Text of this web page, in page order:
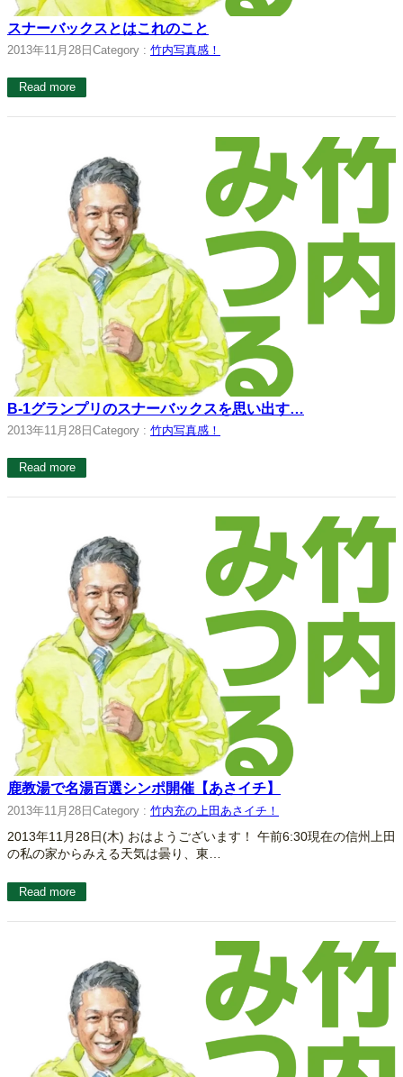
スナーバックスとはこれのこと
2013年11月28日 Category : 竹内写真感！
Read more
B-1グランプリのスナーバックスを思い出す…
2013年11月28日 Category : 竹内写真感！
Read more
鹿教湯で名湯百選シンポ開催【あさイチ】
2013年11月28日 Category : 竹内充の上田あさイチ！
2013年11月28日(木) おはようございます！ 午前6:30現在の信州上田
の私の家からみえる天気は曇り、東…
Read more